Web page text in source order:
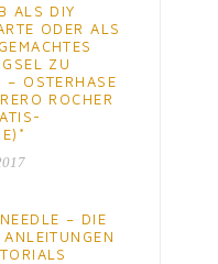
ALS DIY
ODER ALS
ZU
– OSTERHASE
ROCHER
– DIE
ANLEITUNGEN